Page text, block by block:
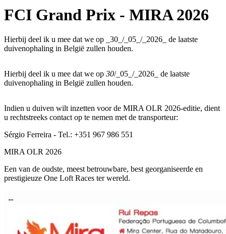
FCI Grand Prix - MIRA 2026
Hierbij deel ik u mee dat we op _30_/_05_/_2026_ de laatste
duivenophaling in België zullen houden.
Hierbij deel ik u mee dat we op 30/_05_/_2026_ de laatste
duivenophaling in België zullen houden.
Indien u duiven wilt inzetten voor de MIRA OLR 2026-editie, dient
u rechtstreeks contact op te nemen met de transporteur:
Sérgio Ferreira - Tel.: +351 967 986 551
MIRA OLR 2026
Een van de oudste, meest betrouwbare, best georganiseerde en
prestigieuze One Loft Races ter wereld.